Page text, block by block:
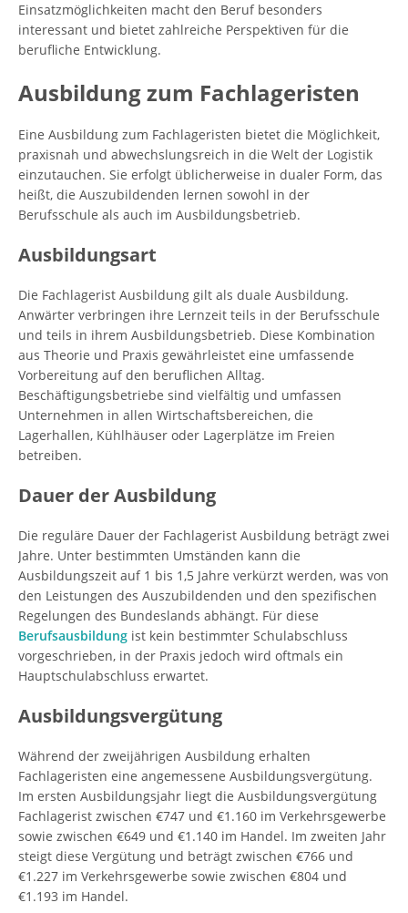
Einsatzmöglichkeiten macht den Beruf besonders
interessant und bietet zahlreiche Perspektiven für die
berufliche Entwicklung.
Ausbildung zum Fachlageristen
Eine Ausbildung zum Fachlageristen bietet die Möglichkeit,
praxisnah und abwechslungsreich in die Welt der Logistik
einzutauchen. Sie erfolgt üblicherweise in dualer Form, das
heißt, die Auszubildenden lernen sowohl in der
Berufsschule als auch im Ausbildungsbetrieb.
Ausbildungsart
Die Fachlagerist Ausbildung gilt als duale Ausbildung.
Anwärter verbringen ihre Lernzeit teils in der Berufsschule
und teils in ihrem Ausbildungsbetrieb. Diese Kombination
aus Theorie und Praxis gewährleistet eine umfassende
Vorbereitung auf den beruflichen Alltag.
Beschäftigungsbetriebe sind vielfältig und umfassen
Unternehmen in allen Wirtschaftsbereichen, die
Lagerhallen, Kühlhäuser oder Lagerplätze im Freien
betreiben.
Dauer der Ausbildung
Die reguläre Dauer der Fachlagerist Ausbildung beträgt zwei
Jahre. Unter bestimmten Umständen kann die
Ausbildungszeit auf 1 bis 1,5 Jahre verkürzt werden, was von
den Leistungen des Auszubildenden und den spezifischen
Regelungen des Bundeslands abhängt. Für diese
Berufsausbildung ist kein bestimmter Schulabschluss
vorgeschrieben, in der Praxis jedoch wird oftmals ein
Hauptschulabschluss erwartet.
Ausbildungsvergütung
Während der zweijährigen Ausbildung erhalten
Fachlageristen eine angemessene Ausbildungsvergütung.
Im ersten Ausbildungsjahr liegt die Ausbildungsvergütung
Fachlagerist zwischen €747 und €1.160 im Verkehrsgewerbe
sowie zwischen €649 und €1.140 im Handel. Im zweiten Jahr
steigt diese Vergütung und beträgt zwischen €766 und
€1.227 im Verkehrsgewerbe sowie zwischen €804 und
€1.193 im Handel.